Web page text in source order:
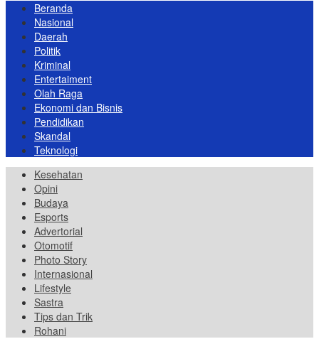
Beranda
Nasional
Daerah
Politik
Kriminal
Entertaiment
Olah Raga
Ekonomi dan Bisnis
Pendidikan
Skandal
Teknologi
Kesehatan
Opini
Budaya
Esports
Advertorial
Otomotif
Photo Story
Internasional
Lifestyle
Sastra
Tips dan Trik
Rohani